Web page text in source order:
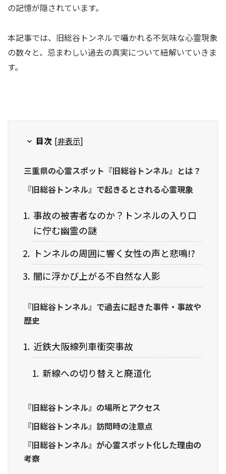
の記憶が隠されています。
本記事では、旧総谷トンネルで囁かれる不気味な心霊現象
の数々と、忌まわしい過去の真実について紐解いていきま
す。
目次 [非表示]
三重県の心霊スポット『旧総谷トンネル』とは？
『旧総谷トンネル』で起きるとされる心霊現象
事故の被害者なのか？トンネルの入り口
に佇む幽霊の謎
トンネルの周囲に響く女性の声と悲鳴!?
闇に浮かび上がる不自然な人影
『旧総谷トンネル』で過去に起きた事件・事故や
歴史
近鉄大阪線列車衝突事故
新線への切り替えと廃道化
『旧総谷トンネル』の場所とアクセス
『旧総谷トンネル』訪問時の注意点
『旧総谷トンネル』が心霊スポット化した理由の
考察